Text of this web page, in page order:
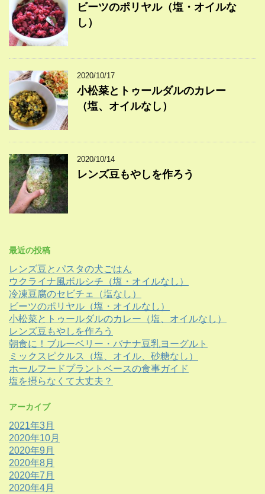
ビーツのポリヤル（塩・オイルな
し）
2020/10/17
小松菜とトゥールダルのカレー
（塩、オイルなし）
2020/10/14
レンズ豆もやしを作ろう
最近の投稿
レンズ豆とパスタの犬ごはん
ウクライナ風ボルシチ（塩・オイルなし）
冷凍豆腐のセビチェ（塩なし）
ビーツのポリヤル（塩・オイルなし）
小松菜とトゥールダルのカレー（塩、オイルなし）
レンズ豆もやしを作ろう
朝食に！ブルーベリー・バナナ豆乳ヨーグルト
ミックスピクルス（塩、オイル、砂糖なし）
ホールフードプラントベースの食事ガイド
塩を摂らなくて大丈夫？
アーカイブ
2021年3月
2020年10月
2020年9月
2020年8月
2020年7月
2020年4月